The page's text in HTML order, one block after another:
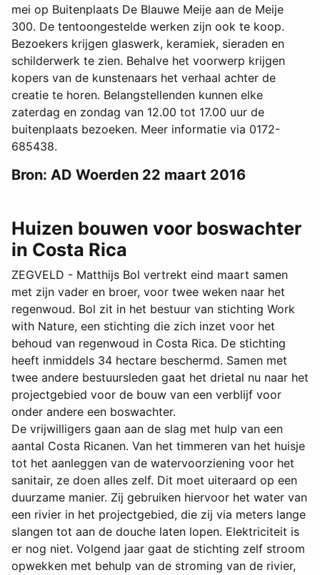
mei op Buitenplaats De Blauwe Meije aan de Meije
300. De tentoongestelde werken zijn ook te koop.
Bezoekers krijgen glaswerk, keramiek, sieraden en
schilderwerk te zien. Behalve het voorwerp krijgen
kopers van de kunstenaars het verhaal achter de
creatie te horen. Belangstellenden kunnen elke
zaterdag en zondag van 12.00 tot 17.00 uur de
buitenplaats bezoeken. Meer informatie via 0172-
685438.
Bron: AD Woerden 22 maart 2016
Huizen bouwen voor boswachter
in Costa Rica
ZEGVELD - Matthijs Bol vertrekt eind maart samen
met zijn vader en broer, voor twee weken naar het
regenwoud. Bol zit in het bestuur van stichting Work
with Nature, een stichting die zich inzet voor het
behoud van regenwoud in Costa Rica. De stichting
heeft inmiddels 34 hectare beschermd. Samen met
twee andere bestuursleden gaat het drietal nu naar het
projectgebied voor de bouw van een verblijf voor
onder andere een boswachter.
De vrijwilligers gaan aan de slag met hulp van een
aantal Costa Ricanen. Van het timmeren van het huisje
tot het aanleggen van de watervoorziening voor het
sanitair, ze doen alles zelf. Dit moet uiteraard op een
duurzame manier. Zij gebruiken hiervoor het water van
een rivier in het projectgebied, die zij via meters lange
slangen tot aan de douche laten lopen. Elektriciteit is
er nog niet. Volgend jaar gaat de stichting zelf stroom
opwekken met behulp van de stroming van de rivier,